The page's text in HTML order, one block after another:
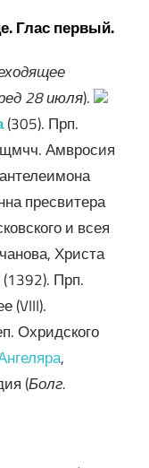
Глас первый.
28 июля).
(305). Прп.
Амвросия
пресвитера
и всея
Христа
Прп.
(VIII).
Охридского
,
(Болг.